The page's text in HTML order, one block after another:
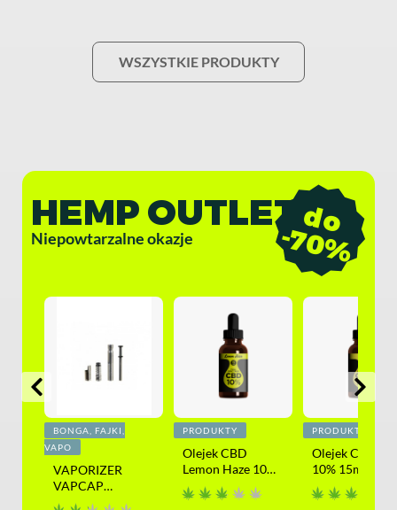
WSZYSTKIE PRODUKTY
HEMP OUTLET
Niepowtarzalne okazje
d
o
-
7
0
%
BONGA, FAJKI,
VAPO
VAPORIZER
VAPCAP
DYNAVAP
PRODUKTY
Olejek CBD
Lemon Haze 10%
15ml
PRODUKTY
Olejek CBD
10% 15ml